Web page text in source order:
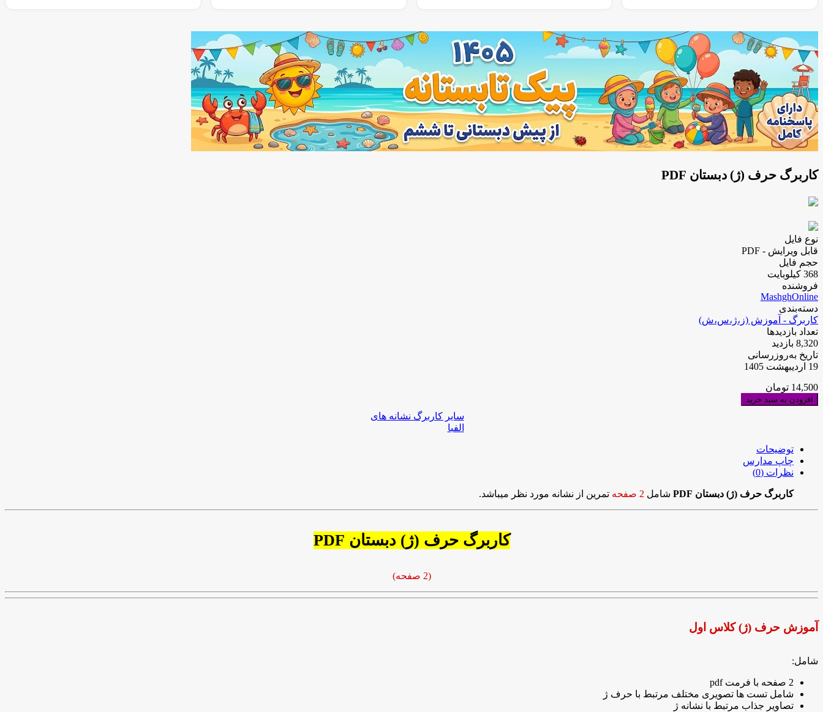
کاربرگ حرف (ژ) دبستان PDF
نوع فایل
قابل ویرایش - PDF
حجم فایل
368 کیلوبایت
فروشنده
MashghOnline
دسته‌بندی
کاربرگ - آموزش (ز،ژ،س،ش)
تعداد بازدیدها
8,320 بازدید
تاریخ به‌روز‌رسانی
19 اردیبهشت 1405
14,500 تومان
افزودن به سبد خرید
سایر کاربرگ نشانه های
الفبا
توضیحات
چاپ مدارس
نظرات (0)
کاربرگ حرف (ژ) دبستان PDF شامل 2 صفحه تمرین از نشانه مورد نظر میباشد.
کاربرگ حرف (ژ) دبستان PDF
(2 صفحه)
آموزش حرف (ژ) کلاس اول
شامل:
2 صفحه با فرمت pdf
شامل تست ها تصویری مختلف مرتبط با حرف ژ
تصاویر جذاب مرتبط با نشانه ژ